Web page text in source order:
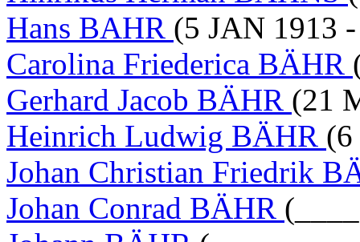
Hans BAHR (5 JAN 1913
Carolina Friederica BÄHR
Gerhard Jacob BÄHR (21
Heinrich Ludwig BÄHR
Johan Christian Friedrik
Johan Conrad BÄHR